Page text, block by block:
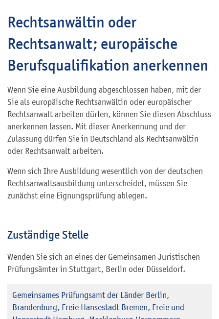
Rechtsanwältin oder
Rechtsanwalt; europäische
Berufsqualifikation anerkennen
Wenn Sie eine Ausbildung abgeschlossen haben, mit der
Sie als europäische Rechtsanwältin oder europäischer
Rechtsanwalt arbeiten dürfen, können Sie diesen Abschluss
anerkennen lassen. Mit dieser Anerkennung und der
Zulassung dürfen Sie in Deutschland als Rechtsanwältin
oder Rechtsanwalt arbeiten.
Wenn sich Ihre Ausbildung wesentlich von der deutschen
Rechtsanwaltsausbildung unterscheidet, müssen Sie
zunächst eine Eignungsprüfung ablegen.
Zuständige Stelle
Wenden Sie sich an eines der Gemeinsamen Juristischen
Prüfungsämter in Stuttgart, Berlin oder Düsseldorf.
Gemeinsames Prüfungsamt der Länder Berlin,
Brandenburg, Freie Hansestadt Bremen, Freie und